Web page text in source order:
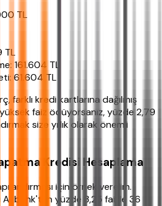
TL
TL
161.604 TL
61.604 TL
farklı kredi kartlarına dağılmış
faiz ödüyorsanız, yüzde 2,79
size yıllık olarak önemli
Kredisi Hesaplama
için örnek verelim.
Akbank'tan yüzde 3,25 faizle 36